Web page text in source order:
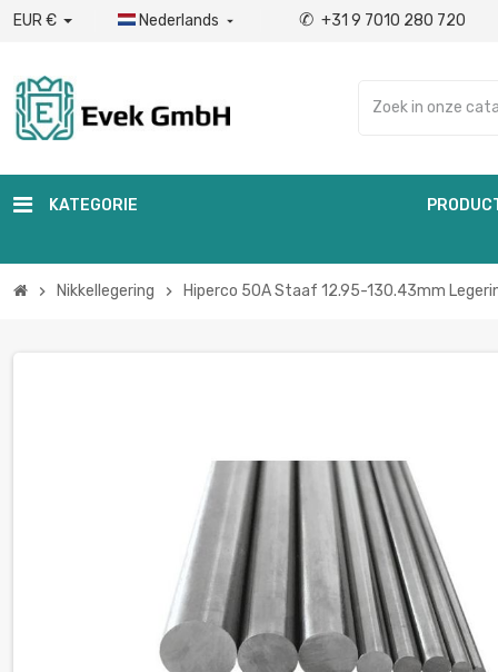
EUR € Nederlands  ✆ +31 9 7010 280 720
KATEGORIE
chevron_right Nikkellegering chevron_right Hiperco 50A Staaf 12.95-130.43mm